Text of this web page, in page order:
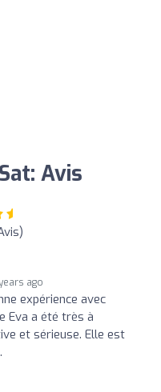
Avis
ago
expérience avec
Eva a été très à
et sérieuse. Elle est